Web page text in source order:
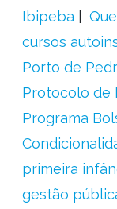
Ibipeba
cursos
Porto de
Protocolo de
Programa
primeira
gestão